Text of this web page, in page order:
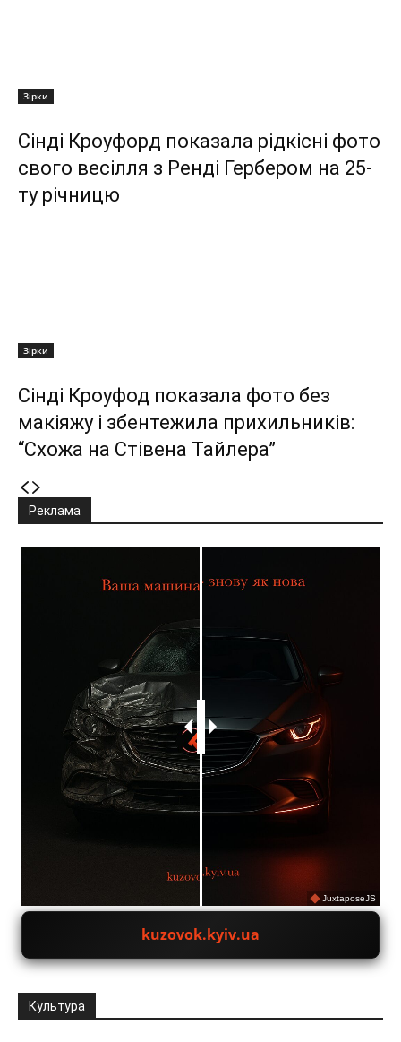
Зірки
Сінді Кроуфорд показала рідкісні фото
свого весілля з Ренді Гербером на 25-
ту річницю
Зірки
Сінді Кроуфод показала фото без
макіяжу і збентежила прихильників:
“Схожа на Стівена Тайлера”
Реклама
JuxtaposeJS
kuzovok.kyiv.ua
Культура